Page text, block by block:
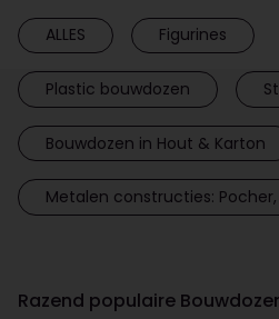
ALLES Figurines
Plastic bouwdozen
Bouwdozen in Hout & Karton
Metalen constructies:
Razend populaire